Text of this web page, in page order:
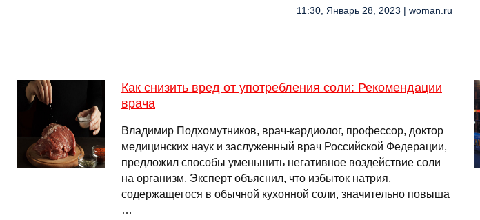
11:30, Январь 28, 2023 | woman.ru
Как снизить вред от употребления соли: Рекомендации
врача
Владимир Подхомутников, врач-кардиолог, профессор, доктор
медицинских наук и заслуженный врач Российской Федерации,
предложил способы уменьшить негативное воздействие соли
на организм. Эксперт объяснил, что избыток натрия,
содержащегося в обычной кухонной соли, значительно повыша
…